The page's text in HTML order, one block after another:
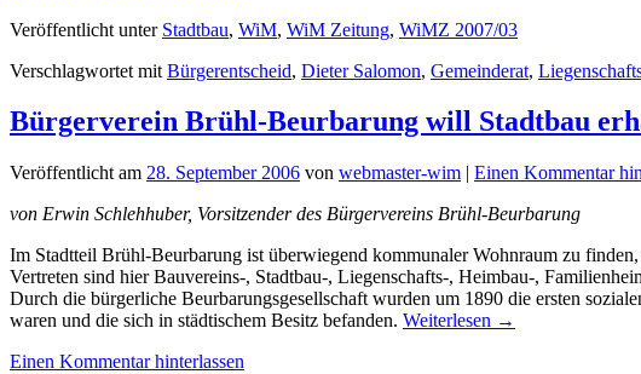
Veröffentlicht unter Stadtbau, WiM, WiM Zeitung, WiMZ 2007/03
Verschlagwortet mit Bürgerentscheid, Dieter Salomon, Gemeinderat,
Bürgerverein Brühl-Beurbarung will Stadtbau
Veröffentlicht am 28. September 2006 von webmaster-wim | Einen Kommentar
von Erwin Schlehhuber, Vorsitzender des Bürgervereins Brühl-Beurbarung
Im Stadtteil Brühl-Beurbarung ist überwiegend kommunaler Wohnraum zu
Vertreten sind hier Bauvereins‑, Stadtbau‑, Liegenschafts‑, Heimbau‑,
Durch die bürgerliche Beurbarungsgesellschaft wurden um 1890 die ersten
waren und die sich in städtischem Besitz befanden. Weiterlesen →
Einen Kommentar hinterlassen